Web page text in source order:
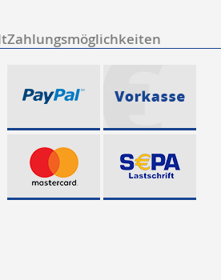
Zahlungsmöglichkeiten